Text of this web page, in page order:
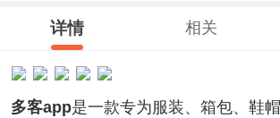
详情 相关
多客app是一款专为服装、箱包、鞋帽